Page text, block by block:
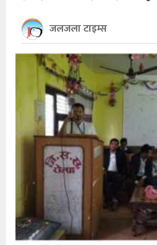
खेलकुद
अन्तर्राष्ट्रिय
जलजला टाइम्स